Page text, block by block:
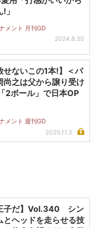
」
メント 月刊GD
2024.8.30
せないこの1本!】＜パ
尚之は父から譲り受け
2ボール」で日本OP
メント 週刊GD
2025.11.3
子だ】Vol.340 シン
とヘッドを走らせる技